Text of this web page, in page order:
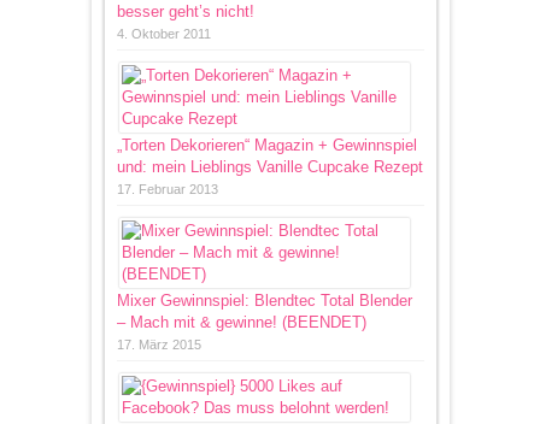
besser geht’s nicht!
4. Oktober 2011
„Torten Dekorieren“ Magazin + Gewinnspiel
und: mein Lieblings Vanille Cupcake Rezept
17. Februar 2013
Mixer Gewinnspiel: Blendtec Total Blender
– Mach mit & gewinne! (BEENDET)
17. März 2015